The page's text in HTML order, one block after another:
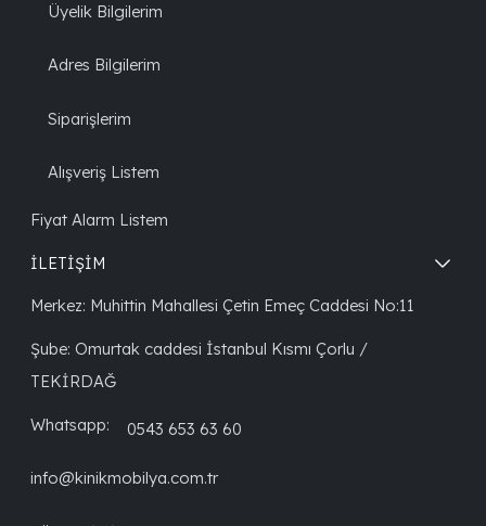
Üyelik Bilgilerim
Adres Bilgilerim
Siparişlerim
Alışveriş Listem
Fiyat Alarm Listem
İLETİŞİM
Merkez: Muhittin Mahallesi Çetin Emeç Caddesi No:11
Şube: Omurtak caddesi İstanbul Kısmı Çorlu /
TEKİRDAĞ
Whatsapp: 0543 653 63 60
info@kinikmobilya.com.tr